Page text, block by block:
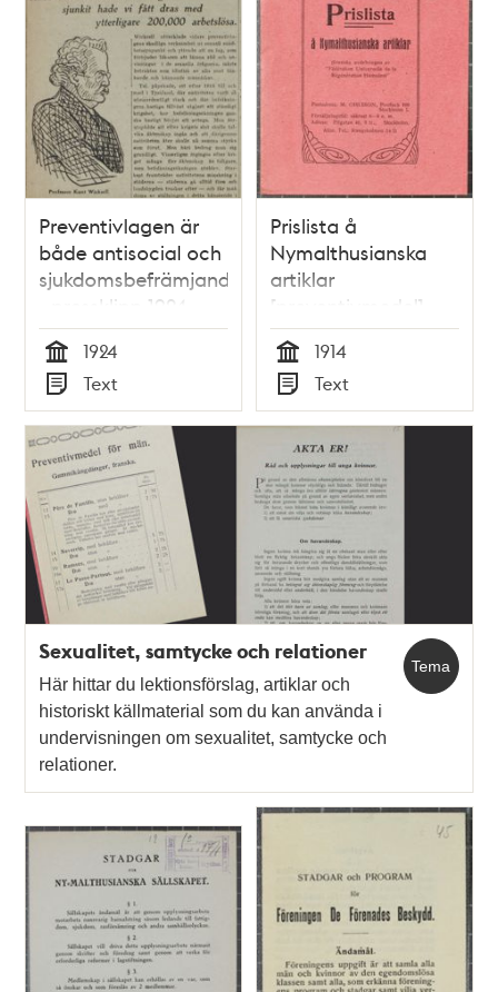
Preventivlagen är
både antisocial och
sjukdomsbefrämjande
- pressklipp 1924
Tid
1924
Typ
Text
Prislista å
Nymalthusianska
artiklar
[preventivmedel]
1914 - publicisten
åtalad
Tid
1914
Typ
Text
Tema
Sexualitet, samtycke och relationer
Här hittar du lektionsförslag, artiklar och
historiskt källmaterial som du kan använda i
undervisningen om sexualitet, samtycke och
relationer.